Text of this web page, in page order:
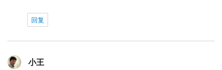
回复
小王